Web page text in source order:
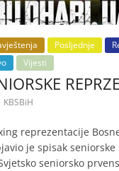
Posljednje
Vijesti
KBSBiH
reprezentacije
je spisak
seniorsko